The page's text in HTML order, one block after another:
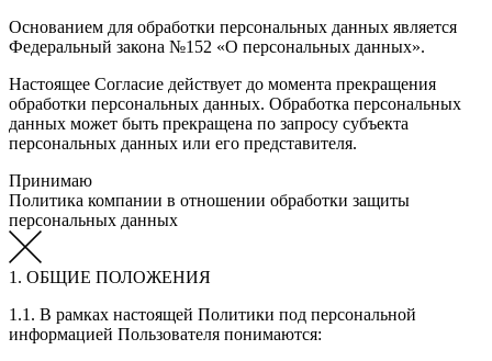
Основанием для обработки персональных данных является
Федеральный закона №152 «О персональных данных».
Настоящее Согласие действует до момента прекращения
обработки персональных данных. Обработка персональных
данных может быть прекращена по запросу субъекта
персональных данных или его представителя.
Принимаю
Политика компании в отношении обработки защиты
персональных данных
1. ОБЩИЕ ПОЛОЖЕНИЯ
1.1. В рамках настоящей Политики под персональной
информацией Пользователя понимаются: